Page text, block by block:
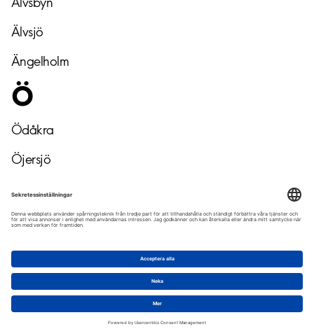
Älvsjö
Ängelholm
Ö
Ödåkra
Öjersjö
Örbyhus
Örebro
Örkelljunga
Örnsköldsvik
Ösmo